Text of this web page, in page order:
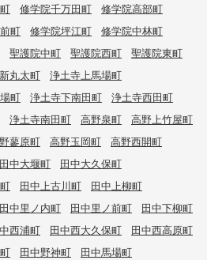
修学院千万田町
修学院高部町
町 修学院坪江町
修学院中林町
聖護院中町 聖護院西町
聖護院東町
新丸太町
浄土寺上馬場町
町 浄土寺下南田町
浄土寺西田町
浄土寺南田町 高野泉町
高野上竹屋町
蓼原町 高野玉岡町
高野西開町
田中大堰町
田中大久保町
田中上古川町
田中上柳町
田中里ノ内町 田中里ノ前町
田中下柳町
西浦町 田中西大久保町
田中西高原町
田中野神町
田中馬場町